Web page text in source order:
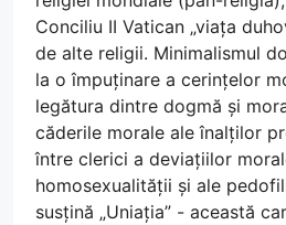
Conciliu II Vatican „viața
de alte religii. Minimalismul
la o împuținare a cerințelor
legătura dintre dogmă și
căderile morale ale înalților
între clerici a deviațiilor
homosexualității și ale
susțină „Uniația” - această